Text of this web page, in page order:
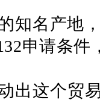
知名产地
申请条件
出这个贸